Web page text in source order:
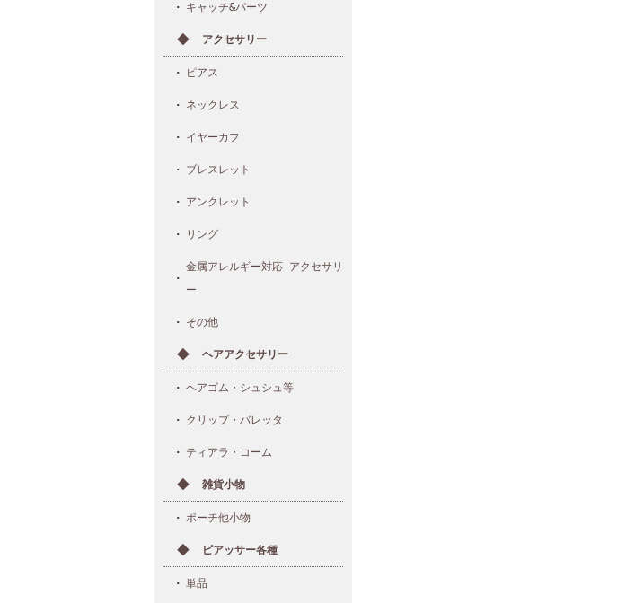
キャッチ&パーツ
アクセサリー
ピアス
ネックレス
イヤーカフ
ブレスレット
アンクレット
リング
金属アレルギー対応 アクセサリ
ー
その他
ヘアアクセサリー
ヘアゴム・シュシュ等
クリップ・バレッタ
ティアラ・コーム
雑貨小物
ポーチ他小物
ピアッサー各種
単品